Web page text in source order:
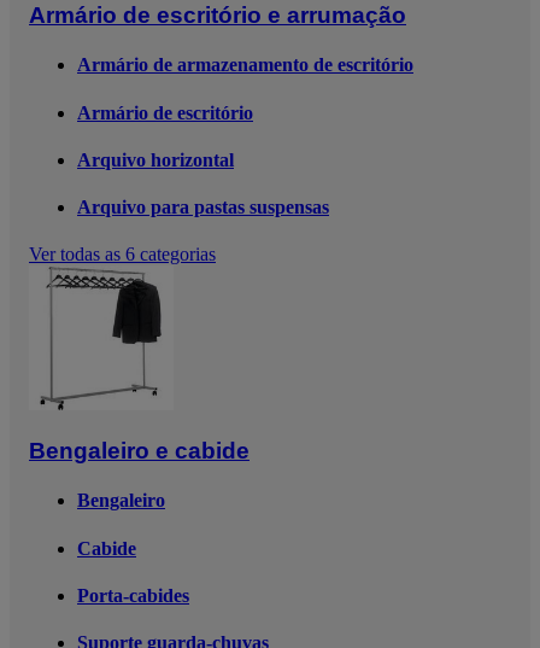
Armário de escritório e arrumação
Armário de armazenamento de escritório
Armário de escritório
Arquivo horizontal
Arquivo para pastas suspensas
Ver todas as 6 categorias
Bengaleiro e cabide
Bengaleiro
Cabide
Porta-cabides
Suporte guarda-chuvas